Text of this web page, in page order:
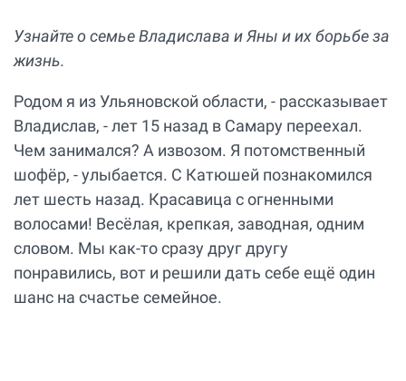
Узнайте о семье Владислава и Яны и их борьбе за
жизнь.
Родом я из Ульяновской области, - рассказывает
Владислав, - лет 15 назад в Самару переехал.
Чем занимался? А извозом. Я потомственный
шофёр, - улыбается. С Катюшей познакомился
лет шесть назад. Красавица с огненными
волосами! Весёлая, крепкая, заводная, одним
словом. Мы как-то сразу друг другу
понравились, вот и решили дать себе ещё один
шанс на счастье семейное.